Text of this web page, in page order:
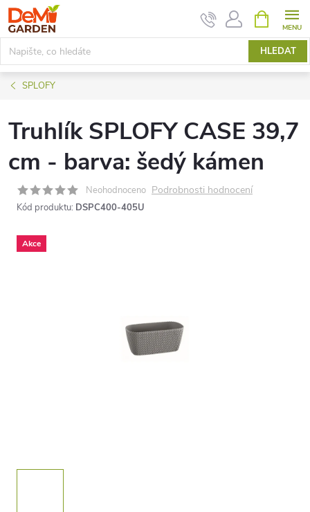
Přejít
na
obsah
HLEDAT
NÁKUPNÍ
KOŠÍK
SPLOFY
Truhlík SPLOFY CASE 39,7
cm - barva: šedý kámen
Neohodnoceno Podrobnosti hodnocení
Kód produktu: DSPC400-405U
Akce